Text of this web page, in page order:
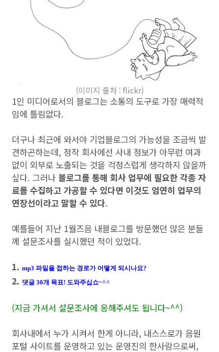
(이미지 출처 : flickr)
1인 미디어로서의 블로그는 소통의 도구로 가장 매력적
임에 틀림없다.
더구나 최근에 와서야 기업블로그의 가능성을 조금씩 발
견하곤하는데, 정작 회사에선 사내 정보가 아무런 여과
없이 외부로 노출되는 것을 걱정스럽게 생각하지 않을까
싶다. 그러나 블로그를 통해 회사 업무에 필요한 각종 자
료를 수집하고 가공할 수 있다면 이것도 엄연히 업무의
연장선이라고 말할 수 있다.
예를들어 지난 1월즈음 내블로그를 방문했던 많은 분들
께 설문조사를 실시했던 적이 있었다.
1. mp3 파일을 접하는 경로가 어떻게 되시나요?
2. 댓글 30개 목표! 도와주십쇼~^^
(지금 가셔서 설문조사에 응해주셔도 됩니다~^^)
회사내에서 누가 시켜서 한게 아니라, 내스스로가 음원
포털 사이트를 운영하고 있는 운영진의 한사람으로써,